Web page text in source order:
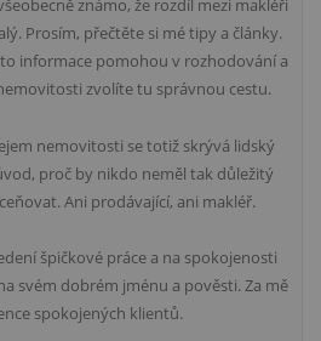
známo, že rozdíl mezi makléři
Prosím, přečtěte si mé tipy a články.
informace pomohou v rozhodování a
zvolíte tu správnou cestu.
nemovitosti se totiž skrývá lidský
proč by nikdo neměl tak důležitý
Ani prodávající, ani makléř.
špičkové práce a na spokojenosti
svém dobrém jménu a pověsti. Za mě
spokojených klientů.